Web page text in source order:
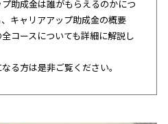
助成金は誰がもらえるのかにつ
キャリアアップ助成金の概要
コースについても詳細に解説し
る方は是非ご覧ください。